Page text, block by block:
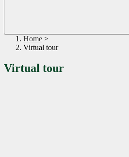
Home >
Virtual tour
Virtual tour